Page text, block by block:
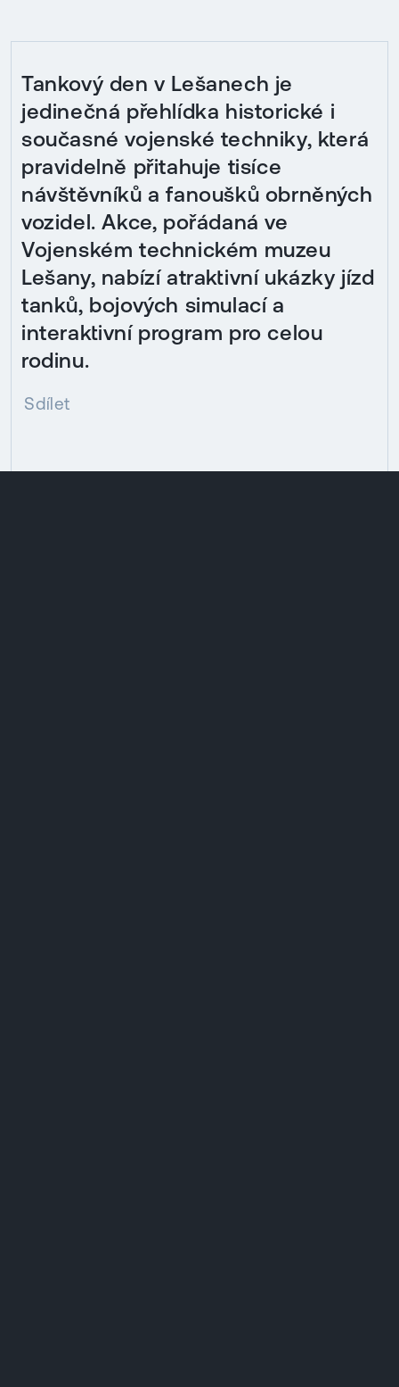
Tankový den v Lešanech je
jedinečná přehlídka historické i
současné vojenské techniky, která
pravidelně přitahuje tisíce
návštěvníků a fanoušků obrněných
vozidel. Akce, pořádaná ve
Vojenském technickém muzeu
Lešany, nabízí atraktivní ukázky jízd
tanků, bojových simulací a
interaktivní program pro celou
rodinu.
Sdílet